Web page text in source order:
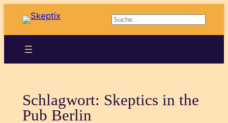
Inhalt
springen
Suchen
Schlagwort: Skeptics in the
Pub Berlin